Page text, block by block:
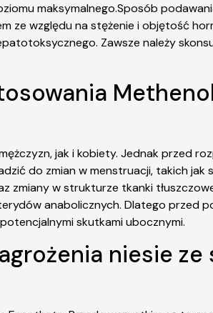
maksymalnego.Sposób
ze względu na stężenie i objętość
Zawsze należy
jak i kobiety. Jednak przed
do zmian w menstruacji, takich jak
zmiany w strukturze tkanki
anabolicznych. Dlatego przed
skutkami ubocznymi.
niesie ze